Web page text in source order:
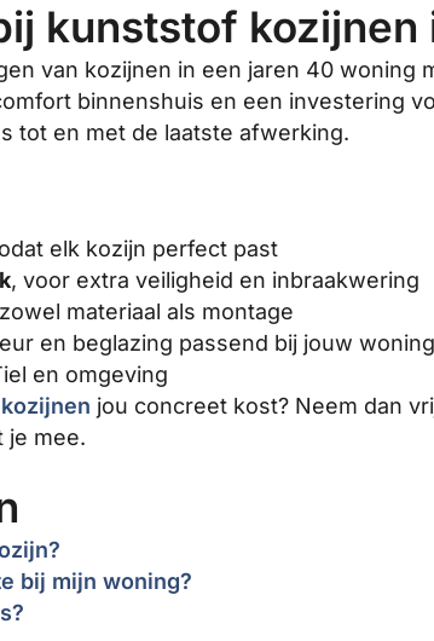
kunststof
van kozijnen in een jaren 40 woning
binnenshuis en een investering
tot en met de laatste afwerking.
elk kozijn perfect past
, voor extra veiligheid en inbraakwering
materiaal als montage
en beglazing passend bij jouw woning
en omgeving
jou concreet kost? Neem dan
je mee.
bij mijn woning?